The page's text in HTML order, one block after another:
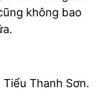
không bao
Tiểu